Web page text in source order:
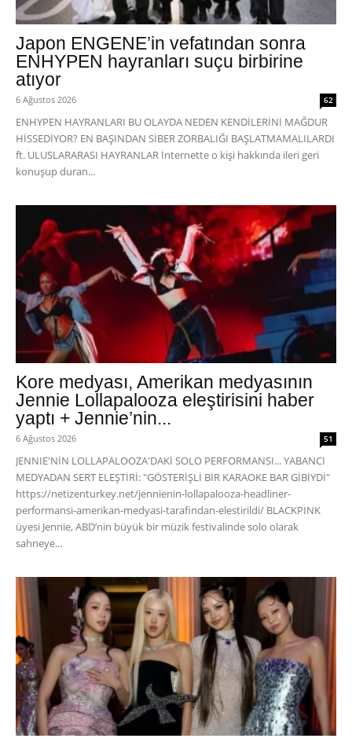
Japon ENGENE’in vefatından sonra
ENHYPEN hayranları suçu birbirine
atıyor
6 Ağustos 2026 62
ENHYPEN HAYRANLARI BU OLAYDA NEDEN KENDİLERİNİ MAĞDUR
HİSSEDİYOR? EN BAŞINDAN SİBER ZORBALIĞI BAŞLATMAMALILARDI
ft. ULUSLARARASI HAYRANLAR İnternette o kişi hakkında ileri geri
konuşup duran...
Kore medyası, Amerikan medyasının
Jennie Lollapalooza eleştirisini haber
yaptı + Jennie’nin...
6 Ağustos 2026 51
JENNIE'NİN LOLLAPALOOZA'DAKİ SOLO PERFORMANSI... YABANCI
MEDYADAN SERT ELEŞTİRİ: "GÖSTERİŞLİ BİR KARAOKE BAR GİBİYDİ"
https://netizenturkey.net/jennienin-lollapalooza-headliner-
performansi-amerikan-medyasi-tarafindan-elestirildi/ BLACKPINK
üyesi Jennie, ABD’nin büyük bir müzik festivalinde solo olarak
sahneye...